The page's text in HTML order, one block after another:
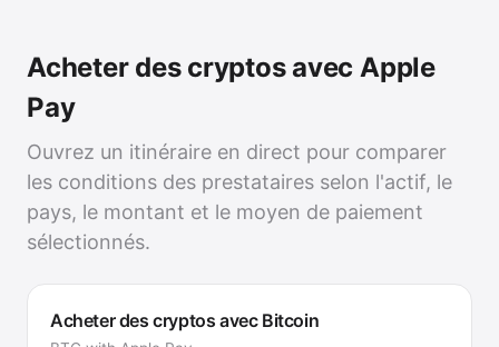
Acheter des cryptos avec Apple
Pay
Ouvrez un itinéraire en direct pour comparer
les conditions des prestataires selon l'actif, le
pays, le montant et le moyen de paiement
sélectionnés.
Acheter des cryptos avec Bitcoin